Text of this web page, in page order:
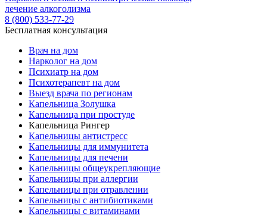
лечение алкоголизма
8 (800) 533-77-29
Бесплатная консультация
Врач на дом
Нарколог на дом
Психиатр на дом
Психотерапевт на дом
Выезд врача по регионам
Капельница Золушка
Капельница при простуде
Капельница Рингер
Капельницы антистресс
Капельницы для иммунитета
Капельницы для печени
Капельницы общеукрепляющие
Капельницы при аллергии
Капельницы при отравлении
Капельницы с антибиотиками
Капельницы с витаминами